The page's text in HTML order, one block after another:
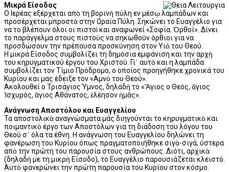
Μικρά Είσοδος
Ο Ιερέας εξέρχεται απὸ τη βορινὴ πύλη εν μέσῳ λαμπάδων και
προσέρχεται μπροστὰ στην Ωραία Πύλη. Σηκώνει το Ευαγγέλιο για
να το βλέπουν όλοι οι πιστοὶ και αναφωνεί «Σοφία. Ὀρθοί». Δίνει
το παράγγελμα στους πιστοὺς να σηκωθούν όρθιοι για να
προσδώσουν την πρέπουσα προσκύνηση στον Υιὸ του Θεού.
Η μικρά Είσοδος συμβολίζει τη δημόσια εμφάνιση και την αρχὴ
του κηρυγματικού έργου του Χριστού. Γι᾿ αυτὸ και η λαμπάδα
συμβολίζει τον Τίμιο Πρόδρομο, ο οποίος προηγήθηκε χρονικά του
Κυρίου και μας έδειξε τον «Αμνὸ του Θεού».
Ακολουθεί ο Τρισάγιος Ύμνος, δηλαδὴ το «Ἅγιος ο Θεός, ἅγιος
Ἰσχυρός, ἅγιος Αθάνατος, ἐλέησον ἡμᾶς».
Ανάγνωση Αποστόλου και Ευαγγελίου
Τα αποστολικὰ αναγνώσματα μάς διηγούνται το κηρυγματικὸ και
ποιμαντικὸ έργο των Αποστόλων για τη διάδοση του λόγου του
Θεού σ᾿ όλα τα έθνη. Η ανάγνωση του Ευαγγελίου δηλώνει τη
φανέρωση του Κυρίου όπως πραγματοποιήθηκε σιγὰ-σιγά, ύστερα
απὸ την πρώτη του παρουσία στους ανθρώπους. Διότι, αρχικὰ
(δηλαδὴ με τη μικρὴ Είσοδο), το Ευαγγέλιο παρουσιάζεται κλειστό.
Αυτὸ φανερώνει την πρώτη παρουσία του Κυρίου στον κόσμο.